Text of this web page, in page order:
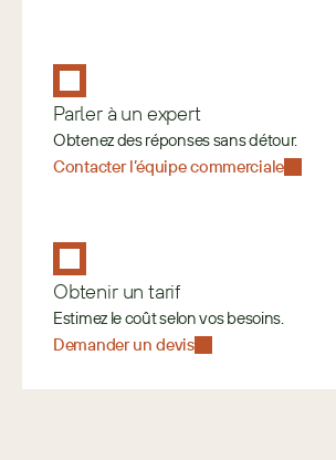
Parler à un expert
Obtenez des réponses sans détour.
Contacter l’équipe commerciale
Obtenir un tarif
Estimez le coût selon vos besoins.
Demander un devis